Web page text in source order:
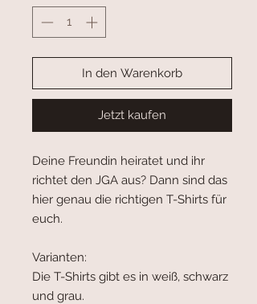
In den Warenkorb
Jetzt kaufen
Deine Freundin heiratet und ihr
richtet den JGA aus? Dann sind das
hier genau die richtigen T-Shirts für
euch.
Varianten:
Die T-Shirts gibt es in weiß, schwarz
und grau.